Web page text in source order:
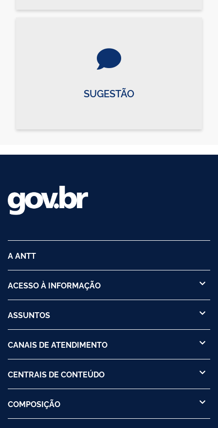
SUGESTÃO
A ANTT
ACESSO À INFORMAÇÃO
ASSUNTOS
CANAIS DE ATENDIMENTO
CENTRAIS DE CONTEÚDO
COMPOSIÇÃO